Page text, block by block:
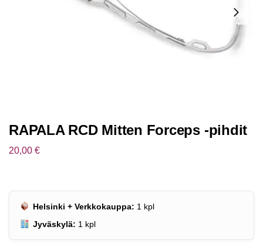
RAPALA RCD Mitten Forceps -pihdit
20,00 €
Helsinki + Verkkokauppa: 1 kpl
Jyväskylä: 1 kpl